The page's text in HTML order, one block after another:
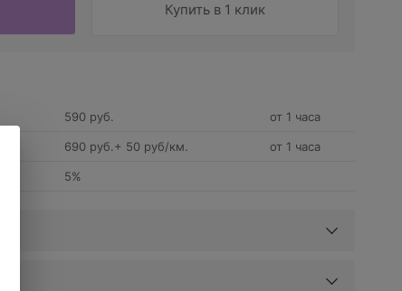
Купить в 1 клик
590 руб. от 1 часа
690 руб.+ 50 руб/км. от 1 часа
5%